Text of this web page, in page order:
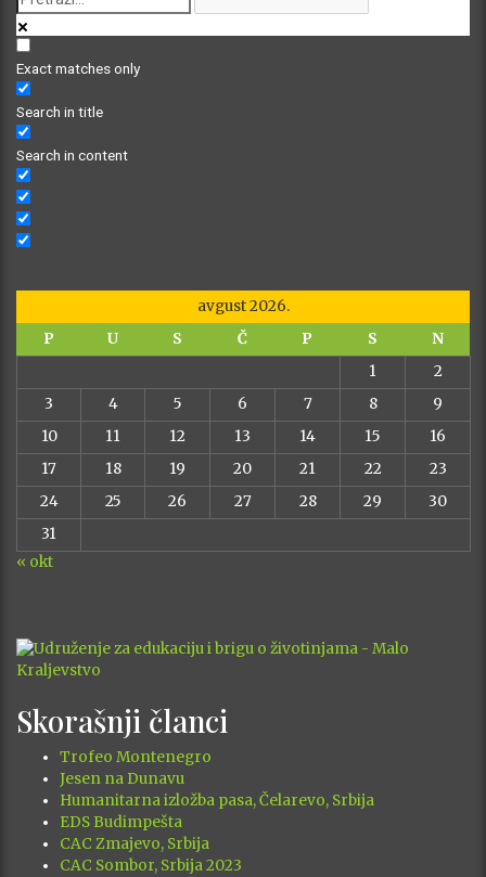
Exact matches only
Search in title
Search in content
avgust 2026.
P
U S Č P S
N
1
2
3
4 5 6 7 8
9
10
11 12 13 14 15
16
17
18 19 20 21 22
23
24
25 26 27 28 29
30
31
« okt
Skorašnji članci
Trofeo Montenegro
Jesen na Dunavu
Humanitarna izložba pasa, Čelarevo, Srbija
EDS Budimpešta
CAC Zmajevo, Srbija
CAC Sombor, Srbija 2023